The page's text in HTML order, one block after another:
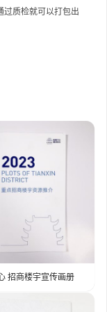
过质检就可以打包出
招商楼宇宣传画册